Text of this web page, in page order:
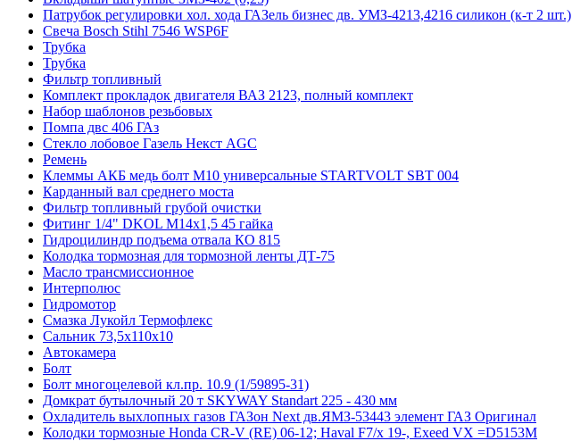
Патрубок регулировки хол. хода ГАЗель бизнес дв. УМЗ-4213,4216 силикон (к-т 2 шт.)
Свеча Bosch Stihl 7546 WSP6F
Трубка
Трубка
Фильтр топливный
Комплект прокладок двигателя ВАЗ 2123, полный комплект
Набор шаблонов резьбовых
Помпа двс 406 ГАз
Стекло лобовое Газель Некст AGC
Ремень
Клеммы АКБ медь болт М10 универсальные STARTVOLT SBT 004
Карданный вал среднего моста
Фильтр топливный грубой очистки
Фитинг 1/4" DKOL M14х1,5 45 гайка
Гидроцилиндр подъема отвала КО 815
Колодка тормозная для тормозной ленты ДТ-75
Масло трансмиссионное
Интерполюс
Гидромотор
Смазка Лукойл Термофлекс
Сальник 73,5х110х10
Автокамера
Болт
Болт многоцелевой кл.пр. 10.9 (1/59895-31)
Домкрат бутылочный 20 т SKYWAY Standart 225 - 430 мм
Охладитель выхлопных газов ГАЗон Next дв.ЯМЗ-53443 элемент ГАЗ Оригинал
Колодки тормозные Honda CR-V (RE) 06-12; Haval F7/x 19-, Exeed VX =D5153M